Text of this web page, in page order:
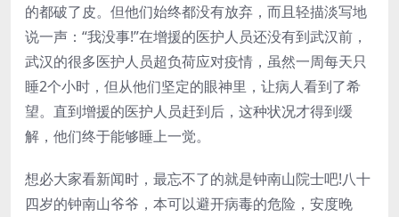
的都破了皮。但他们始终都没有放弃，而且轻描淡写地
说一声：“我没事!”在增援的医护人员还没有到武汉前，
武汉的很多医护人员超负荷应对疫情，虽然一周每天只
睡2个小时，但从他们坚定的眼神里，让病人看到了希
望。直到增援的医护人员赶到后，这种状况才得到缓
解，他们终于能够睡上一觉。
想必大家看新闻时，最忘不了的就是钟南山院士吧!八十
四岁的钟南山爷爷，本可以避开病毒的危险，安度晚